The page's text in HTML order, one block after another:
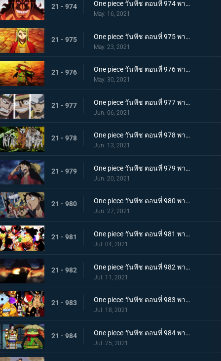
21 - 974 One piece วันพีช ตอนที่ 974 พากย์ไทย โอเด้งจะไม่ใช่โอเด้งถ้าไม่ต้ม!
May. 16, 2021
21 - 975 One piece วันพีช ตอนที่ 975 พากย์ไทย ปราสาทลุกเป็นไฟ! โชคชะตาของตระกูลโคสึกิ!
May. 23, 2021
21 - 976 One piece วันพีช ตอนที่ 976 พากย์ไทย กลับสู่ปัจจุบัน! 20 ปีต่อมา
May. 30, 2021
21 - 977 One piece วันพีช ตอนที่ 977 พากย์ไทย ทะเลมีไว้สำหรับโจรสลัด! บุก! มุ่งสู่โอนิกาชิมะ
Jun. 06, 2021
21 - 978 One piece วันพีช ตอนที่ 978 พากย์ไทย รุ่นที่เลวร้ายที่สุดมาแล้ว! การต่อสู้กลางทะเลอันดุเดือด
Jun. 13, 2021
21 - 979 One piece วันพีช ตอนที่ 979 พากย์ไทย โชคดีงั้นรึ!? แผนการของคินเอม่อน
Jun. 20, 2021
21 - 980 One piece วันพีช ตอนที่ 980 พากย์ไทย สัญญาแห่งน้ำตา! โมโมโนะสุเกะถูกลักพาตัว
Jun. 27, 2021
21 - 981 One piece วันพีช ตอนที่ 981 พากย์ไทย พวกพ้องคนใหม่! ชายชาตรีแห่งท้องทะเล จินเบ!
Jul. 04, 2021
21 - 982 One piece วันพีช ตอนที่ 982 พากย์ไทย ไพ่ตายของไคโด หกล่องนภาปรากฏตัว
Jul. 11, 2021
21 - 983 One piece วันพีช ตอนที่ 983 พากย์ไทย เหล่าซามูไรเอาจริง! ขึ้นฝั่งเกาะโอนิกาชิมะ
Jul. 18, 2021
21 - 984 One piece วันพีช ตอนที่ 984 พากย์ไทย ลูฟี่อาละวาด ลอบเข้างานเลี้ยงของไคโด
Jul. 25, 2021